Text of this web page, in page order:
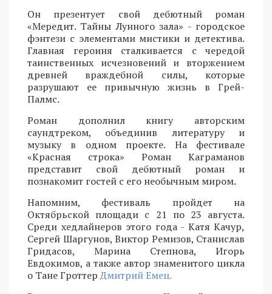
Он презентует свой дебютный роман
«Мередит. Тайны Лунного зала» - городское
фэнтези с элементами мистики и детектива.
Главная героиня сталкивается с чередой
таинственных исчезновений и вторжением
древней враждебной силы, которые
разрушают ее привычную жизнь в Грей-
Палмс.
Роман дополнил книгу авторским
саундтреком, объединив литературу и
музыку в одном проекте. На фестивале
«Красная строка» Роман Каграманов
представит свой дебютный роман и
познакомит гостей с его необычным миром.
Напомним, фестиваль пройдет на
Октябрьской площади с 21 по 23 августа.
Среди хедлайнеров этого года - Катя Качур,
Сергей Шаргунов, Виктор Ремизов, Станислав
Гридасов, Марина Степнова, Игорь
Евдокимов, а также автор знаменитого цикла
о Тане ГроттерДмитрий Емец.